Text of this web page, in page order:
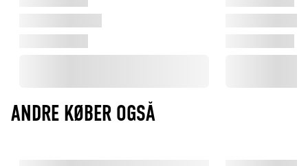
ANDRE KØBER OGSÅ